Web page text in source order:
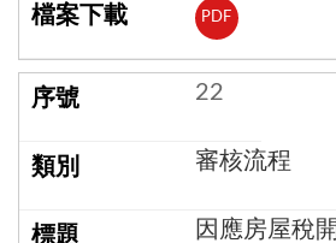
PDF
22
審核流程
因應房屋稅